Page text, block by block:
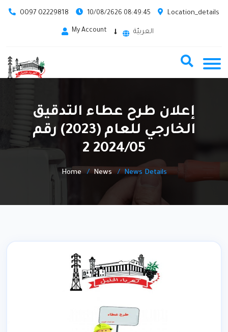
0097 02229818 10/08/2626 08:49:45 Location_details
My Account العربيّة
إعلان طرح عطاء التدقيق
الخارجي للعام (2023) رقم
2024/05 2
Home News News Details